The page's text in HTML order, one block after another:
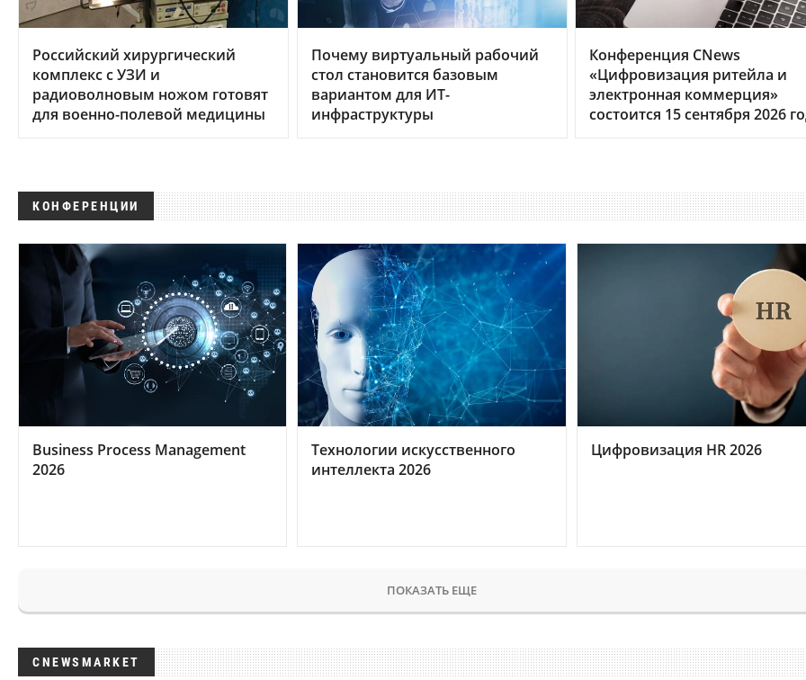
Российский хирургический
комплекс с УЗИ и
радиоволновым ножом готовят
для военно-полевой медицины
Почему виртуальный рабочий
стол становится базовым
вариантом для ИТ-
инфраструктуры
Конференция CNews
«Цифровизация ритейла и
электронная коммерция»
состоится 15 сентября 2026
КОНФЕРЕНЦИИ
Business Process Management
2026
Технологии искусственного
интеллекта 2026
Цифровизация HR 2026
ПОКАЗАТЬ ЕЩЕ
CNEWSMARKET